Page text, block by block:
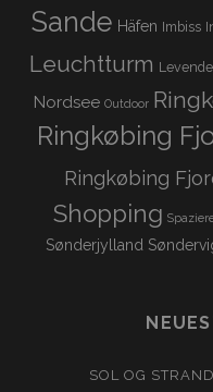
Sande Häfen Imbiss
Leuchtturm
Nordsee Outdoor
Ringkøbing
Ringkøbing
Shopping
Sønderjylland
SOL OG